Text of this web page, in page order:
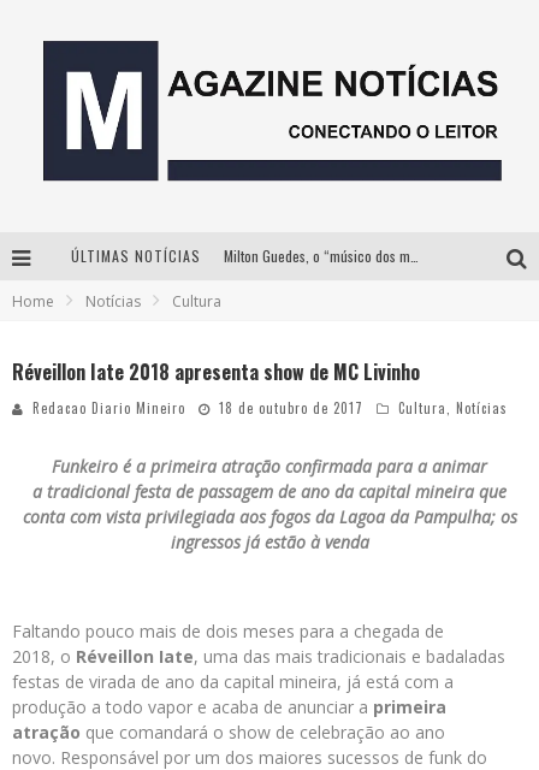
ÚLTIMAS NOTÍCIAS
Esplanada fica pequena e CÊ TÁ DOIDO FESTIVAL anuncia mudança para o gramado do Mineirão
Home Notícias Cultura
Réveillon Iate 2018 apresenta show de MC Livinho
Redacao Diario Mineiro 18 de outubro de 2017 Cultura Notícias
Funkeiro é a primeira atração confirmada para a animar
a tradicional festa de passagem de ano da capital mineira que
conta com vista privilegiada aos fogos da Lagoa da Pampulha; os
ingressos já estão à venda
Faltando pouco mais de dois meses para a chegada de
2018, o Réveillon Iate, uma das mais tradicionais e badaladas
festas de virada de ano da capital mineira, já está com a
produção a todo vapor e acaba de anunciar a primeira
atração que comandará o show de celebração ao ano
novo. Responsável por um dos maiores sucessos de funk do